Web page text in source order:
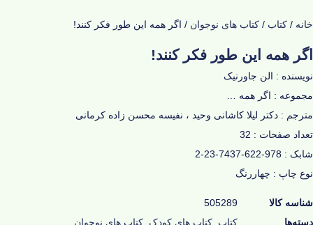
خانه / کتاب / کتاب های نوجوان / اگر همه این طور فکر کنند!
اگر همه این طور فکر کنند!
نویسنده : الن جاورنیک
مجموعه : اگر همه …
مترجم : دكتر لیلا كاشانی وحید ، نفیسه محسن زاده كرمانی
تعداد صفحات : 32
شابک : 978-622-7437-23-2
نوع چاپ : چهاررنگ
شناسه کالا
505289
دسته‌ها
کتاب کتاب های کودک کتاب های نوجوان